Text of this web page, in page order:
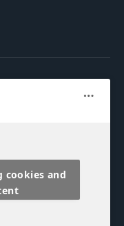
cookies and